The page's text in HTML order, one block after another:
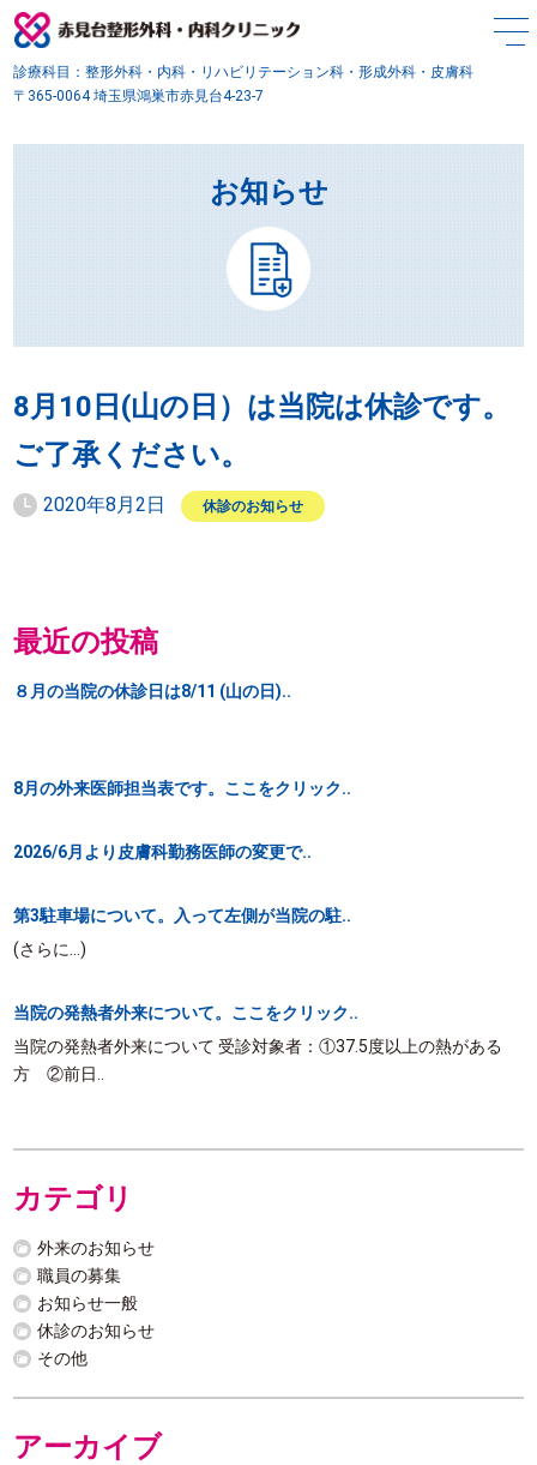
診療科目：整形外科・内科・リハビリテーション科・形成外科・皮膚科
〒365-0064 埼玉県鴻巣市赤見台4-23-7
お知らせ
8月10日(山の日）は当院は休診です。
ご了承ください。
2020年8月2日 休診のお知らせ
最近の投稿
８月の当院の休診日は8/11 (山の日)..
8月の外来医師担当表です。ここをクリック..
2026/6月より皮膚科勤務医師の変更で..
第3駐車場について。入って左側が当院の駐..
(さらに…)
当院の発熱者外来について。ここをクリック..
当院の発熱者外来について 受診対象者：①37.5度以上の熱がある
方 ②前日..
カテゴリ
外来のお知らせ
職員の募集
お知らせ一般
休診のお知らせ
その他
アーカイブ